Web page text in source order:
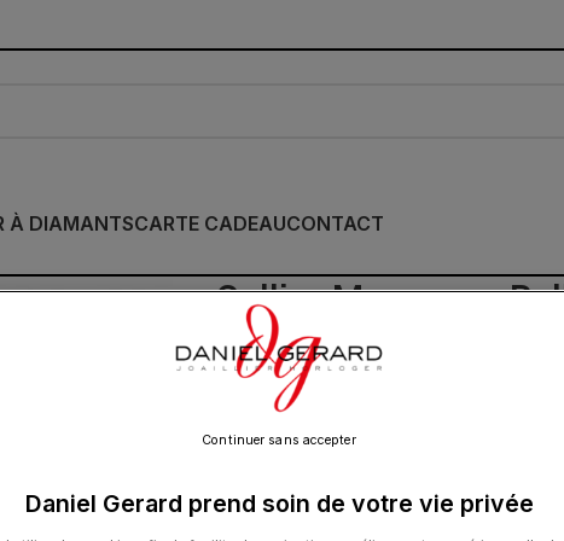
À DIAMANTSCARTE CADEAUCONTACT
Collier Morganne
Quartz Rose Poudré
950.00
Cette collection emblématique met les
Daniel Gerard prend soin de votre vie privée
Continuer sans accepter